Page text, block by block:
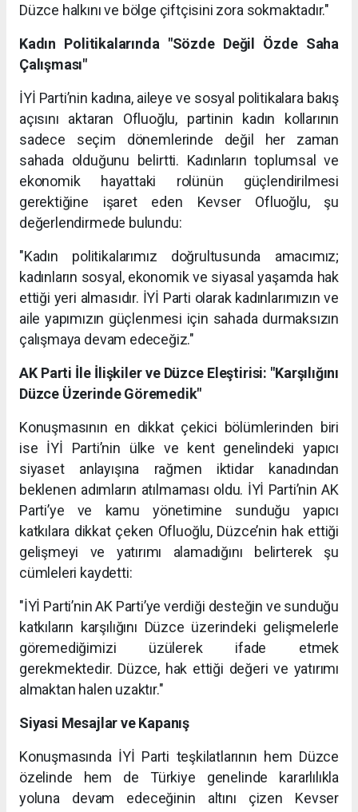
Düzce halkını ve bölge çiftçisini zora sokmaktadır."
Kadın Politikalarında "Sözde Değil Özde Saha
Çalışması"
İYİ Parti’nin kadına, aileye ve sosyal politikalara bakış
açısını aktaran Ofluoğlu, partinin kadın kollarının
sadece seçim dönemlerinde değil her zaman
sahada olduğunu belirtti. Kadınların toplumsal ve
ekonomik hayattaki rolünün güçlendirilmesi
gerektiğine işaret eden Kevser Ofluoğlu, şu
değerlendirmede bulundu:
"Kadın politikalarımız doğrultusunda amacımız;
kadınların sosyal, ekonomik ve siyasal yaşamda hak
ettiği yeri almasıdır. İYİ Parti olarak kadınlarımızın ve
aile yapımızın güçlenmesi için sahada durmaksızın
çalışmaya devam edeceğiz."
AK Parti İle İlişkiler ve Düzce Eleştirisi: "Karşılığını
Düzce Üzerinde Göremedik"
Konuşmasının en dikkat çekici bölümlerinden biri
ise İYİ Parti’nin ülke ve kent genelindeki yapıcı
siyaset anlayışına rağmen iktidar kanadından
beklenen adımların atılmaması oldu. İYİ Parti’nin AK
Parti’ye ve kamu yönetimine sunduğu yapıcı
katkılara dikkat çeken Ofluoğlu, Düzce’nin hak ettiği
gelişmeyi ve yatırımı alamadığını belirterek şu
cümleleri kaydetti:
"İYİ Parti’nin AK Parti’ye verdiği desteğin ve sunduğu
katkıların karşılığını Düzce üzerindeki gelişmelerle
göremediğimizi üzülerek ifade etmek
gerekmektedir. Düzce, hak ettiği değeri ve yatırımı
almaktan halen uzaktır."
Siyasi Mesajlar ve Kapanış
Konuşmasında İYİ Parti teşkilatlarının hem Düzce
özelinde hem de Türkiye genelinde kararlılıkla
yoluna devam edeceğinin altını çizen Kevser